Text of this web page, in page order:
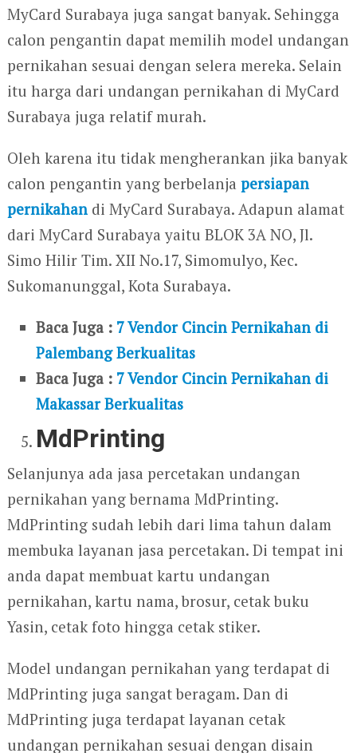
MyCard Surabaya juga sangat banyak. Sehingga
calon pengantin dapat memilih model undangan
pernikahan sesuai dengan selera mereka. Selain
itu harga dari undangan pernikahan di MyCard
Surabaya juga relatif murah.
Oleh karena itu tidak mengherankan jika banyak
calon pengantin yang berbelanja persiapan
pernikahandi MyCard Surabaya. Adapun alamat
dari MyCard Surabaya yaitu BLOK 3A NO, Jl.
Simo Hilir Tim. XII No.17, Simomulyo, Kec.
Sukomanunggal, Kota Surabaya.
Baca Juga : 7 Vendor Cincin Pernikahan di
Palembang Berkualitas
Baca Juga : 7 Vendor Cincin Pernikahan di
Makassar Berkualitas
MdPrinting
Selanjunya ada jasa percetakan undangan
pernikahan yang bernama MdPrinting.
MdPrinting sudah lebih dari lima tahun dalam
membuka layanan jasa percetakan. Di tempat ini
anda dapat membuat kartu undangan
pernikahan, kartu nama, brosur, cetak buku
Yasin, cetak foto hingga cetak stiker.
Model undangan pernikahan yang terdapat di
MdPrinting juga sangat beragam. Dan di
MdPrinting juga terdapat layanan cetak
undangan pernikahan sesuai dengan disain